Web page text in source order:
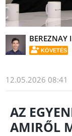
BEREZNAY
KÖVETÉS
12.05.2026 08:41
AZ
AMIRŐL